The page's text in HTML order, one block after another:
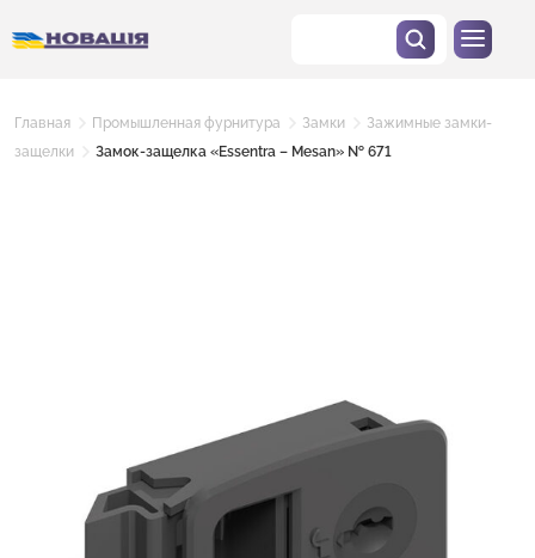
Главная Промышленная фурнитура Замки
Зажимные замки-
защелки
Замок-защелка «Essentra – Mesan» № 671